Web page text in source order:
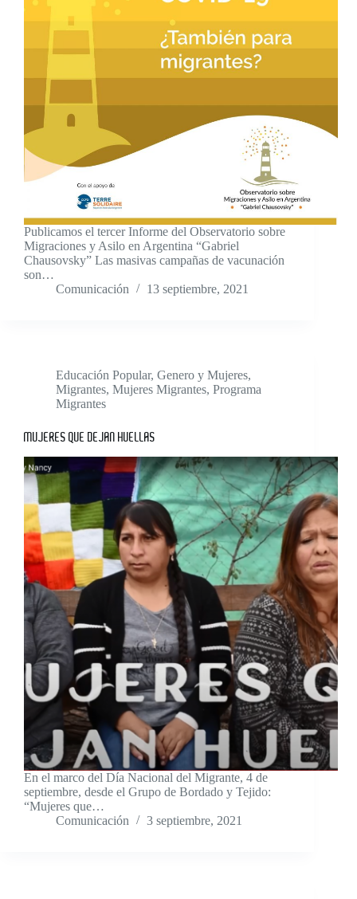
Publicamos el tercer Informe del Observatorio sobre
Migraciones y Asilo en Argentina “Gabriel
Chausovsky” Las masivas campañas de vacunación
son…
Comunicación
13 septiembre, 2021
Educación Popular, Genero y Mujeres,
Migrantes, Mujeres Migrantes, Programa
Migrantes
MUJERES QUE DEJAN HUELLAS
En el marco del Día Nacional del Migrante, 4 de
septiembre, desde el Grupo de Bordado y Tejido:
“Mujeres que…
Comunicación
3 septiembre, 2021